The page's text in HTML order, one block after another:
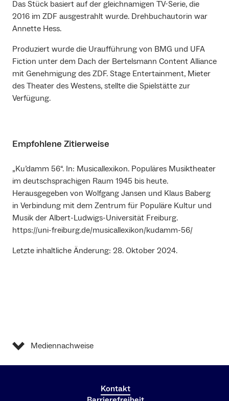
Das Stück basiert auf der gleichnamigen TV-Serie, die
2016 im ZDF ausgestrahlt wurde. Drehbuchautorin war
Annette Hess.
Produziert wurde die Uraufführung von BMG und UFA
Fiction unter dem Dach der Bertelsmann Content Alliance
mit Genehmigung des ZDF. Stage Entertainment, Mieter
des Theater des Westens, stellte die Spielstätte zur
Verfügung.
Empfohlene Zitierweise
„Ku’damm 56“. In: Musicallexikon. Populäres Musiktheater
im deutschsprachigen Raum 1945 bis heute.
Herausgegeben von Wolfgang Jansen und Klaus Baberg
in Verbindung mit dem Zentrum für Populäre Kultur und
Musik der Albert-Ludwigs-Universität Freiburg.
https://uni-freiburg.de/musicallexikon/kudamm-56/
Letzte inhaltliche Änderung: 28. Oktober 2024.
Mediennachweise
Kontakt